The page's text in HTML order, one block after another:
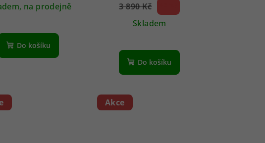
na prodejně
Do košíku
3 890 Kč
Skladem
Do košíku
Akce